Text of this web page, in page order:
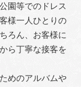
園等でのドレス
様一人ひとりの
ろん、お客様に
ら丁寧な接客を
めのアルバムや